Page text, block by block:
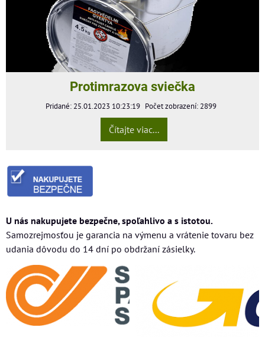
Protimrazova sviečka
Pridané: 25.01.2023 10:23:19 Počet zobrazení: 2899
Čítajte viac...
U nás nakupujete bezpečne, spoľahlivo a s istotou.
Samozrejmosťou je garancia na výmenu a vrátenie tovaru bez
udania dôvodu do 14 dní po obdržaní zásielky.